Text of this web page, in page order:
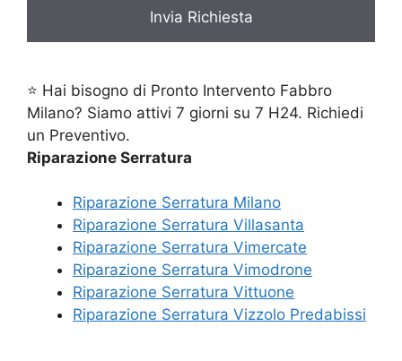
⭐ Hai bisogno di Pronto Intervento Fabbro
Milano? Siamo attivi 7 giorni su 7 H24. Richiedi
un Preventivo.
Riparazione Serratura
Riparazione Serratura Milano
Riparazione Serratura Villasanta
Riparazione Serratura Vimercate
Riparazione Serratura Vimodrone
Riparazione Serratura Vittuone
Riparazione Serratura Vizzolo Predabissi